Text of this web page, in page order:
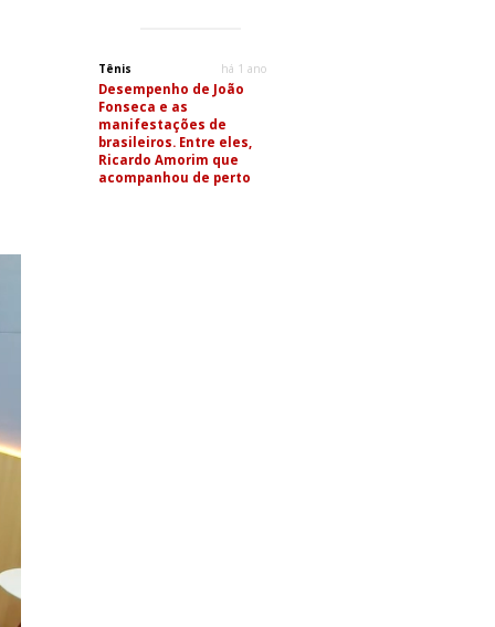
Tênis há 1 ano
Desempenho de João
Fonseca e as
manifestações de
brasileiros. Entre eles,
Ricardo Amorim que
acompanhou de perto